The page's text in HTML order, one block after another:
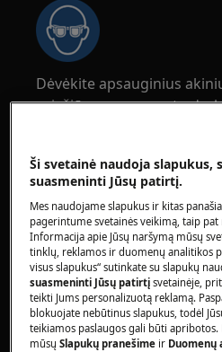
Dėvėkite apsauginius
priežiūros ar remonto
ĮSPĖJIMAS!SUSPAUDIMO
Dėvėkite saugos pirštines
Ši svetainė naudoja slapukus,
suasmeninti Jūsų patirtį.
Mes naudojame slapukus ir kitas
pagerintume svetainės veikimą, taip
Informacija apie Jūsų naršymą mūsų
tinklų, reklamos ir duomenų analitikos
visus slapukus“ sutinkate su slapukų
suasmeninti Jūsų patirtįsvetainėje,
teikti Jums personalizuotą reklamą.
blokuojate nebūtinus slapukus, todėl
teikiamos paslaugos gali būti
mūsųSlapukų pranešime ir Duomenų